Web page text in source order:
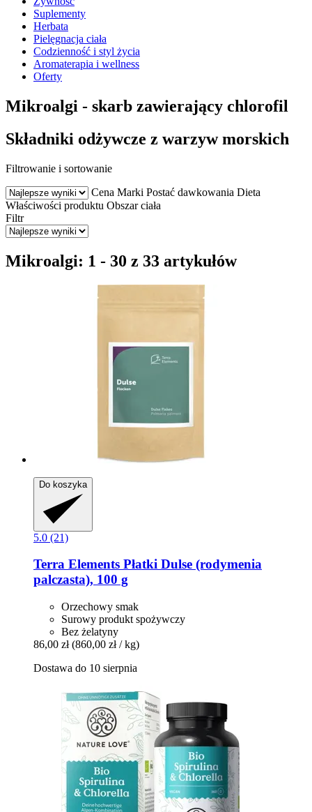
Suplementy
Herbata
Pielęgnacja ciała
Codzienność i styl życia
Aromaterapia i wellness
Oferty
Mikroalgi - skarb zawierający chlorofil
Składniki odżywcze z warzyw morskich
Filtrowanie i sortowanie
Cena Marki Postać dawkowania Dieta
Właściwości produktu Obszar ciała
Filtr
Mikroalgi: 1 - 30 z 33 artykułów
Do koszyka
5.0 (21)
Terra Elements Płatki Dulse (rodymenia
palczasta), 100 g
Orzechowy smak
Surowy produkt spożywczy
Bez żelatyny
86,00 zł (860,00 zł / kg)
Dostawa do 10 sierpnia